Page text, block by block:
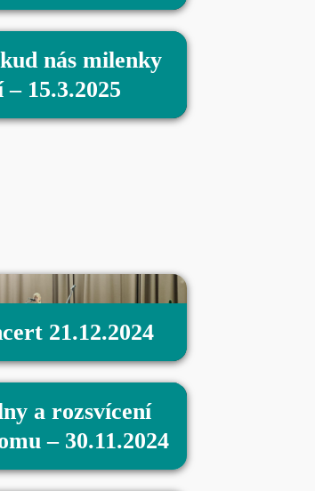
nás milenky
15.3.2025
21.12.2024
a rozsvícení
– 30.11.2024